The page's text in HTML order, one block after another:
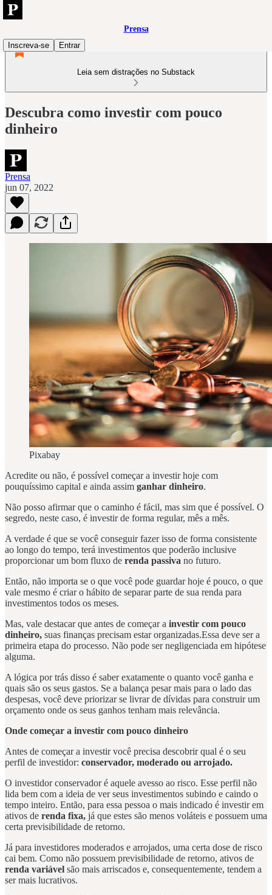
Prensa
Inscreva-se
Entrar
Leia sem distrações no Substack
Descubra como investir com pouco
dinheiro
Prensa
jun 07, 2022
Pixabay
Acredite ou não, é possível começar a investir hoje com
pouquíssimo capital e ainda assim ganhar dinheiro.
Não posso afirmar que o caminho é fácil, mas sim que é possível. O
segredo, neste caso, é investir de forma regular, mês a mês.
A verdade é que se você conseguir fazer isso de forma consistente
ao longo do tempo, terá investimentos que poderão inclusive
proporcionar um bom fluxo de renda passiva no futuro.
Então, não importa se o que você pode guardar hoje é pouco, o que
vale mesmo é criar o hábito de separar parte de sua renda para
investimentos todos os meses.
Mas, vale destacar que antes de começar a investir com pouco
dinheiro, suas finanças precisam estar organizadas.Essa deve ser a
primeira etapa do processo. Não pode ser negligenciada em hipótese
alguma.
A lógica por trás disso é saber exatamente o quanto você ganha e
quais são os seus gastos. Se a balança pesar mais para o lado das
despesas, você deve priorizar se livrar de dívidas para construir um
orçamento onde os seus ganhos tenham mais relevância.
Onde começar a investir com pouco dinheiro
Antes de começar a investir você precisa descobrir qual é o seu
perfil de investidor: conservador, moderado ou arrojado.
O investidor conservador é aquele avesso ao risco. Esse perfil não
lida bem com a ideia de ver seus investimentos subindo e caindo o
tempo inteiro. Então, para essa pessoa o mais indicado é investir em
ativos de renda fixa, já que estes são menos voláteis e possuem uma
certa previsibilidade de retorno.
Já para investidores moderados e arrojados, uma certa dose de risco
cai bem. Como não possuem previsibilidade de retorno, ativos de
renda variável são mais arriscados e, consequentemente, tendem a
ser mais lucrativos.